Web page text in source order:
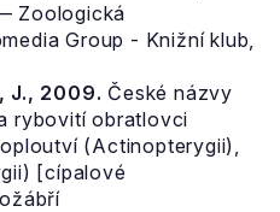
Zoologická
Group - Knižní klub,
J., 2009. České názvy
rybovití obratlovci
(Actinopterygii),
[cípalové